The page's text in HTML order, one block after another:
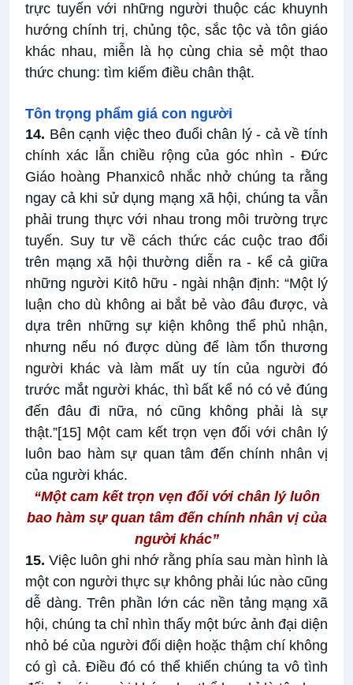
trực tuyến với những người thuộc các khuynh
hướng chính trị, chủng tộc, sắc tộc và tôn giáo
khác nhau, miễn là họ cùng chia sẻ một thao
thức chung: tìm kiếm điều chân thật.
Tôn trọng phẩm giá con người
14. Bên cạnh việc theo đuổi chân lý - cả về tính
chính xác lẫn chiều rộng của góc nhìn - Đức
Giáo hoàng Phanxicô nhắc nhở chúng ta rằng
ngay cả khi sử dụng mạng xã hội, chúng ta vẫn
phải trung thực với nhau trong môi trường trực
tuyến. Suy tư về cách thức các cuộc trao đổi
trên mạng xã hội thường diễn ra - kể cả giữa
những người Kitô hữu - ngài nhận định: “Một lý
luận cho dù không ai bắt bẻ vào đâu được, và
dựa trên những sự kiện không thể phủ nhận,
nhưng nếu nó được dùng để làm tổn thương
người khác và làm mất uy tín của người đó
trước mắt người khác, thì bất kể nó có vẻ đúng
đến đâu đi nữa, nó cũng không phải là sự
thật.”[15] Một cam kết trọn vẹn đối với chân lý
luôn bao hàm sự quan tâm đến chính nhân vị
của người khác.
“Một cam kết trọn vẹn đối với chân lý luôn
bao hàm sự quan tâm đến chính nhân vị của
người khác”
15. Việc luôn ghi nhớ rằng phía sau màn hình là
một con người thực sự không phải lúc nào cũng
dễ dàng. Trên phần lớn các nền tảng mạng xã
hội, chúng ta chỉ nhìn thấy một bức ảnh đại diện
nhỏ bé của người đối diện hoặc thậm chí không
có gì cả. Điều đó có thể khiến chúng ta vô tình